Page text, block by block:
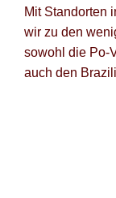
Mit Standorten
wir zu den
sowohl die Po-
auch den